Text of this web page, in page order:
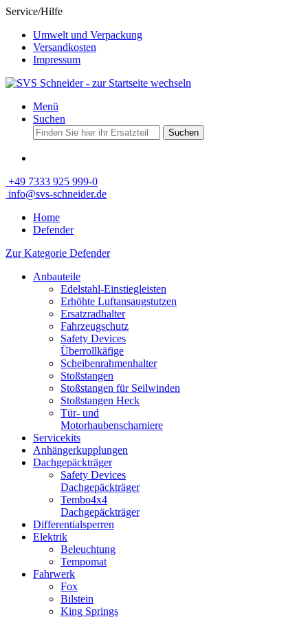
Service/Hilfe
Umwelt und Verpackung
Versandkosten
Impressum
Menü
Suchen
Suchen
+49 7333 925 999-0
info@svs-schneider.de
Home
Defender
Zur Kategorie Defender
Anbauteile
Edelstahl-Einstiegleisten
Erhöhte Luftansaugstutzen
Ersatzradhalter
Fahrzeugschutz
Safety Devices
Überrollkäfige
Scheibenrahmenhalter
Stoßstangen
Stoßstangen für Seilwinden
Stoßstangen Heck
Tür- und
Motorhaubenscharniere
Servicekits
Anhängerkupplungen
Dachgepäckträger
Safety Devices
Dachgepäckträger
Tembo4x4
Dachgepäckträger
Differentialsperren
Elektrik
Beleuchtung
Tempomat
Fahrwerk
Fox
Bilstein
King Springs